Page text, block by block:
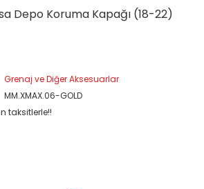
Depo Koruma Kapağı (18-22)
Grenaj ve Diğer Aksesuarlar
MM.XMAX.06-GOLD
taksitlerle!!